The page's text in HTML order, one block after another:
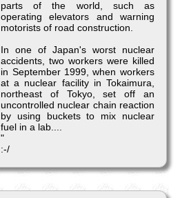
parts of the world, such as
operating elevators and warning
motorists of road construction.
In one of Japan's worst nuclear
accidents, two workers were killed
in September 1999, when workers
at a nuclear facility in Tokaimura,
northeast of Tokyo, set off an
uncontrolled nuclear chain reaction
by using buckets to mix nuclear
fuel in a lab....
"
:-/